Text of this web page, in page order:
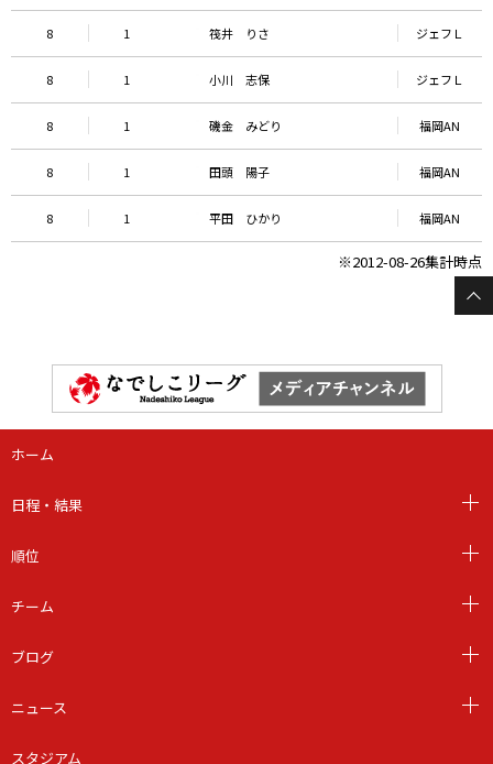
8 1 筏井 りさ ジェフＬ
8 1 小川 志保 ジェフＬ
8 1 磯金 みどり 福岡AN
8 1 田頭 陽子 福岡AN
8 1 平田 ひかり 福岡AN
※2012-08-26集計時点
ホーム
日程・結果
順位
チーム
ブログ
ニュース
スタジアム